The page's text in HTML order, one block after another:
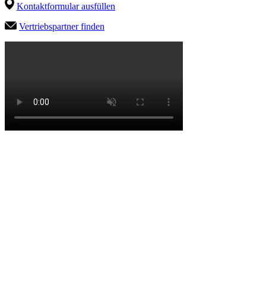
Kontaktformular ausfüllen
Vertriebspartner finden